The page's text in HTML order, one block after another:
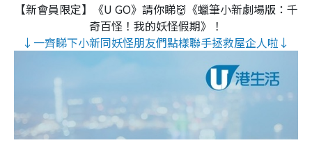
【新會員限定】《U GO》請你睇👹《蠟筆小新劇場版：千
奇百怪！我的妖怪假期》！
↓一齊睇下小新同妖怪朋友們點樣聯手拯救屋企人啦↓